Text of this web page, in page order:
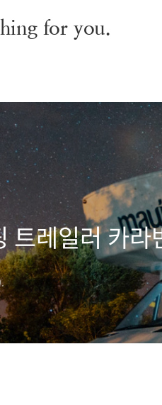
for you.
트레일러 카